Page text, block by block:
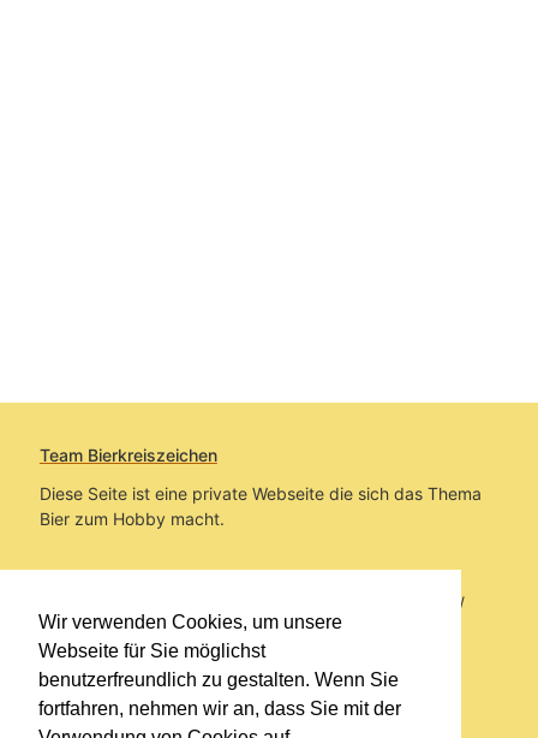
Wir verwenden Cookies, um unsere
Webseite für Sie möglichst
benutzerfreundlich zu gestalten. Wenn Sie
fortfahren, nehmen wir an, dass Sie mit der
Team Bierkreiszeichen
Diese Seite ist eine private Webseite die sich das Thema
Bier zum Hobby macht.
Sie befinden sich auf https://www.bierkreiszeichen.at/
im Pfad:Bierkreiszeichen/Gesammelte Biere
Erstellt: 2026-08-09